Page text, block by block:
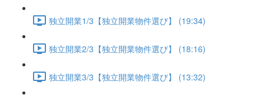
独立開業1/3【独立開業物件選び】 (19:34)
独立開業2/3【独立開業物件選び】 (18:16)
独立開業3/3【独立開業物件選び】 (13:32)